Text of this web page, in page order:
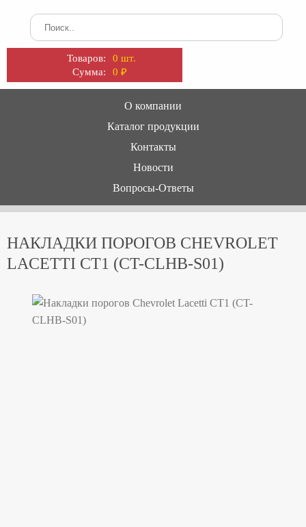
Товаров:
0 шт.
Сумма:
0₽
О компании
Каталог продукции
Контакты
Новости
Вопросы-Ответы
НАКЛАДКИ ПОРОГОВ CHEVROLET
LACETTI CT1 (CT-СLHB-S01)